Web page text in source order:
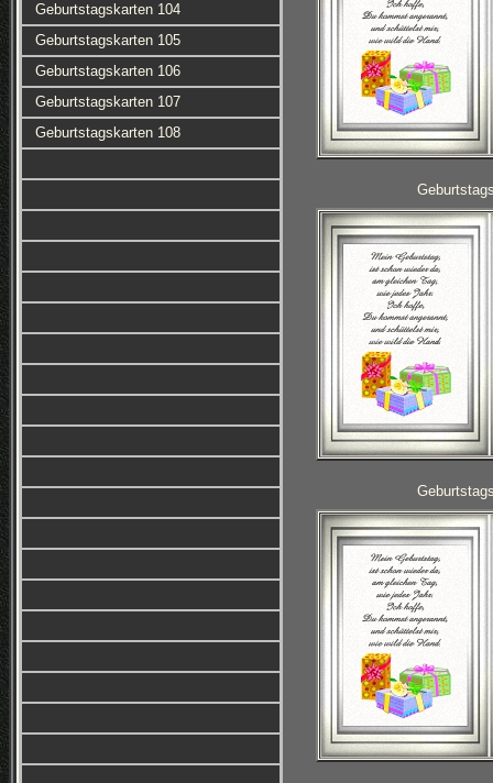
Geburtstagskarten 104
Geburtstagskarten 105
Geburtstagskarten 106
Geburtstagskarten 107
Geburtstagskarten 108